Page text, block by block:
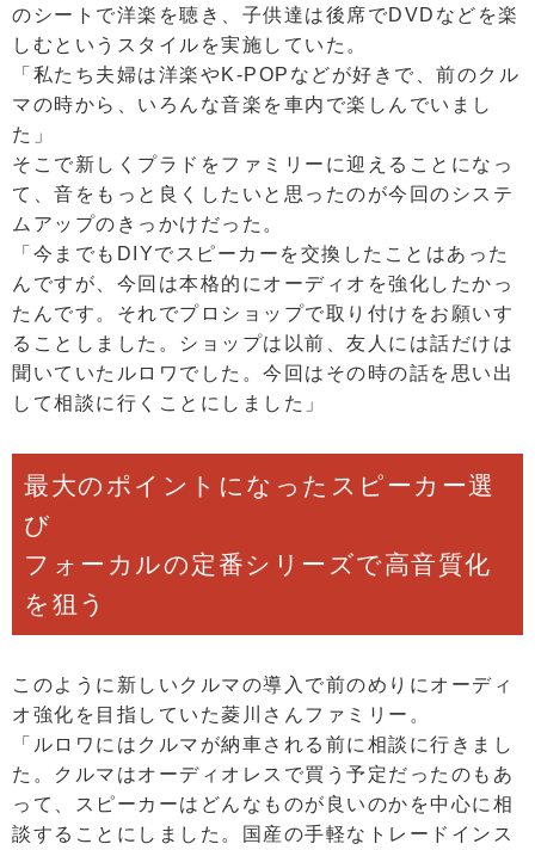
のシートで洋楽を聴き、子供達は後席でDVDなどを楽
しむというスタイルを実施していた。
「私たち夫婦は洋楽やK-POPなどが好きで、前のクル
マの時から、いろんな音楽を車内で楽しんでいまし
た」
そこで新しくプラドをファミリーに迎えることになっ
て、音をもっと良くしたいと思ったのが今回のシステ
ムアップのきっかけだった。
「今までもDIYでスピーカーを交換したことはあった
んですが、今回は本格的にオーディオを強化したかっ
たんです。それでプロショップで取り付けをお願いす
ることしました。ショップは以前、友人には話だけは
聞いていたルロワでした。今回はその時の話を思い出
して相談に行くことにしました」
最大のポイントになったスピーカー選
び
フォーカルの定番シリーズで高音質化
を狙う
このように新しいクルマの導入で前のめりにオーディ
オ強化を目指していた菱川さんファミリー。
「ルロワにはクルマが納車される前に相談に行きまし
た。クルマはオーディオレスで買う予定だったのもあ
って、スピーカーはどんなものが良いのかを中心に相
談することにしました。国産の手軽なトレードインス